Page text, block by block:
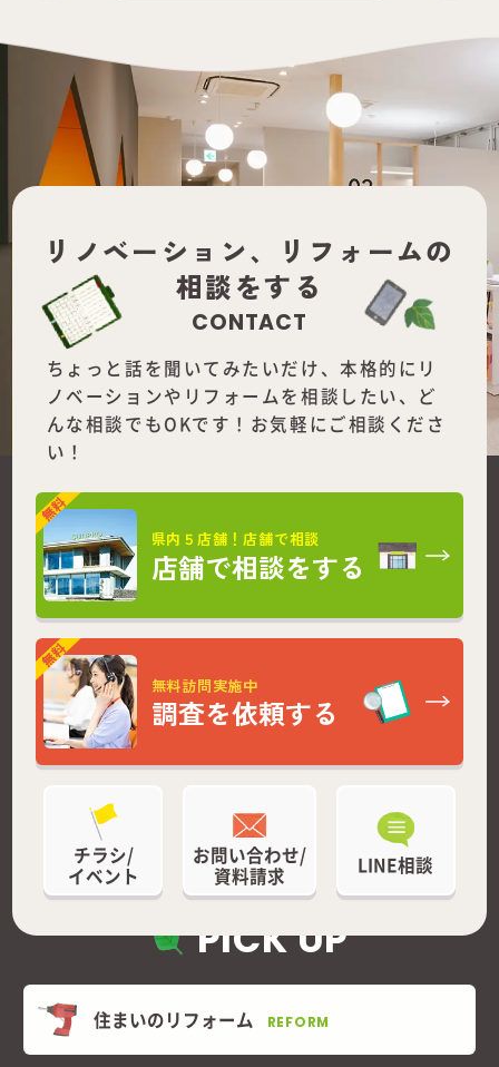
リノベーション、
リフォームの
相談をする
CONTACT
ちょっと話を聞いてみたいだけ、本格的にリ
ノベーションやリフォームを相談したい、ど
んな相談でもOKです！お気軽にご相談くださ
い！
県内５店舗！店舗で相談
店舗で相談をする
無料訪問実施中
調査を依頼する
チラシ/
イベント
お問い合わせ/
資料請求
LINE相談
PICK UP
住まいのリフォーム REFORM